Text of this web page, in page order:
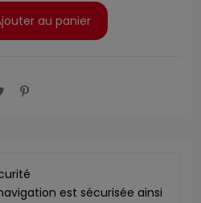
au panier
est sécurisée ainsi